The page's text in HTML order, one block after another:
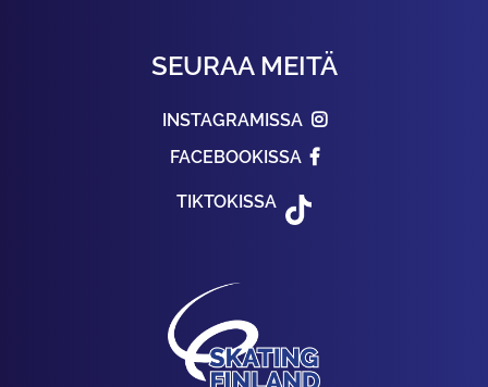
SEURAA MEITÄ
INSTAGRAMISSA
FACEBOOKISSA
TIKTOKISSA